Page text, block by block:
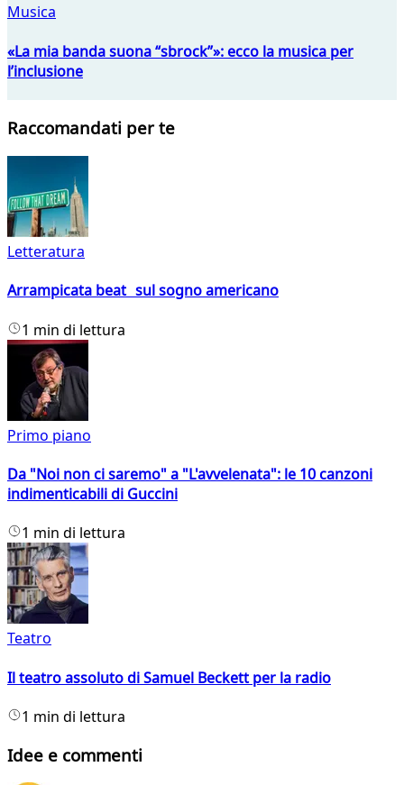
Musica
«La mia banda suona “sbrock”»: ecco la musica per
l’inclusione
Raccomandati per te
Letteratura
Arrampicata beat sul sogno americano
1 min di lettura
Primo piano
Da "Noi non ci saremo" a "L'avvelenata": le 10 canzoni
indimenticabili di Guccini
1 min di lettura
Teatro
Il teatro assoluto di Samuel Beckett per la radio
1 min di lettura
Idee e commenti